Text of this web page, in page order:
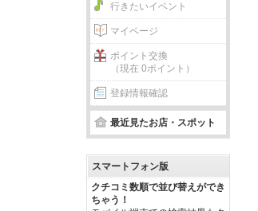
行きたいイベント
マイページ
ポイント交換
（現在 0ポイント）
登録情報確認
最近見たお店・スポット
スマートフォン版
クチコミ数順で並び替えができ
ちゃう！